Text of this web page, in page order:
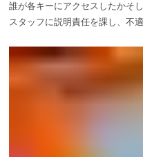
誰が各キーにアクセスしたかそ
スタッフに説明責任を課し、不